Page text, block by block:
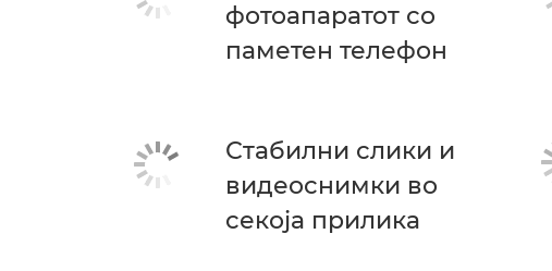
фотоапаратот со
паметен телефон
Стабилни слики и
видеоснимки во
секоја прилика